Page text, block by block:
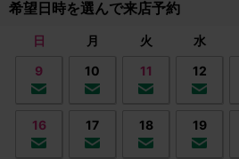
希望日時を選んで来店予約
日 月 火 水
9
10 11 12
16 17 18 19